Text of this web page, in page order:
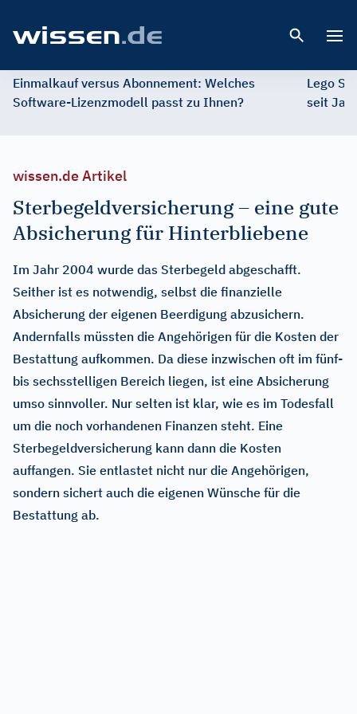
Einmalkauf versus Abonnement: Welches
Software-Lizenzmodell passt zu Ihnen?
Lego
seit
wissen.de Artikel
Sterbegeldversicherung – eine gute
Absicherung für Hinterbliebene
Im Jahr 2004 wurde das Sterbegeld abgeschafft.
Seither ist es notwendig, selbst die finanzielle
Absicherung der eigenen Beerdigung abzusichern.
Andernfalls müssten die Angehörigen für die Kosten der
Bestattung aufkommen. Da diese inzwischen oft im fünf-
bis sechsstelligen Bereich liegen, ist eine Absicherung
umso sinnvoller. Nur selten ist klar, wie es im Todesfall
um die noch vorhandenen Finanzen steht. Eine
Sterbegeldversicherung kann dann die Kosten
auffangen. Sie entlastet nicht nur die Angehörigen,
sondern sichert auch die eigenen Wünsche für die
Bestattung ab.